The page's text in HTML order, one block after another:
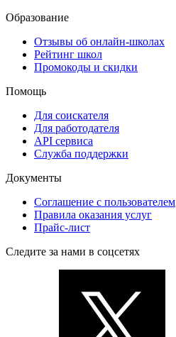
Образование
Отзывы об онлайн-школах
Рейтинг школ
Промокоды и скидки
Помощь
Для соискателя
Для работодателя
API сервиса
Служба поддержки
Документы
Соглашение с пользователем
Правила оказания услуг
Прайс-лист
Следите за нами в соцсетях